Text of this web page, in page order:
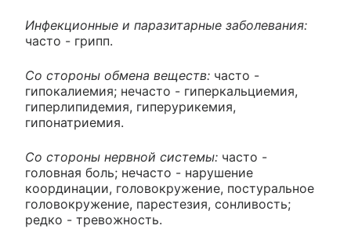
Инфекционные и паразитарные заболевания:
часто - грипп.
Со стороны обмена веществ: часто -
гипокалиемия; нечасто - гиперкальциемия,
гиперлипидемия, гиперурикемия,
гипонатриемия.
Со стороны нервной системы: часто -
головная боль; нечасто - нарушение
координации, головокружение, постуральное
головокружение, парестезия, сонливость;
редко - тревожность.